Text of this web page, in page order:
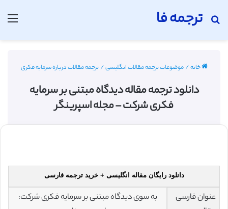
ترجمه فا
جستجو برای
خانه/موضوعات ترجمه مقالات انگلیسی/ترجمه مقالات درباره سرمایه فکری
دانلود ترجمه مقاله دیدگاه مبتنی بر سرمایه
فکری شرکت – مجله اسپرینگر
دانلود رایگان مقاله انگلیسی + خرید ترجمه فارسی
عنوان فارسی
به سوی دیدگاه مبتنی بر سرمایه فکری شرکت: